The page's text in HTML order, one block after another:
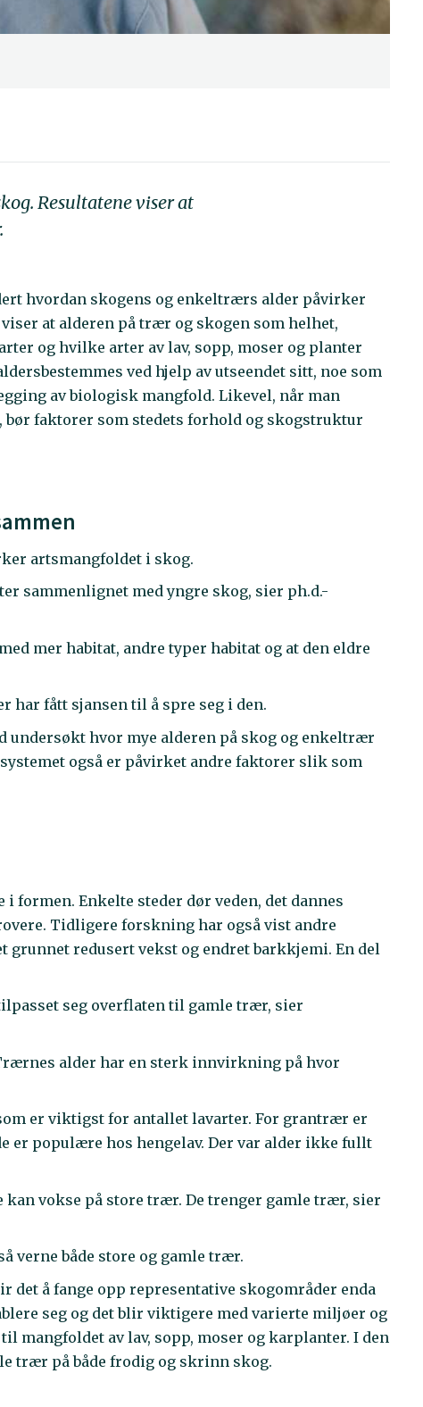
Resultatene viser at
hvordan skogens og enkeltrærs alder påvirker
at alderen på trær og skogen som helhet,
og hvilke arter av lav, sopp, moser og planter
ved hjelp av utseendet sitt, noe som
av biologisk mangfold. Likevel, når man
faktorer som stedets forhold og skogstruktur
artsmangfoldet i skog.
sammenlignet med yngre skog, sier ph.d.-
mer habitat, andre typer habitat og at den eldre
har fått sjansen til å spre seg i den.
undersøkt hvor mye alderen på skog og enkeltrær
også er påvirket andre faktorer slik som
Enkelte steder dør veden, det dannes
Tidligere forskning har også vist andre
redusert vekst og endret barkkjemi. En del
seg overflaten til gamle trær, sier
alder har en sterk innvirkning på hvor
er viktigst for antallet lavarter. For grantrær er
er populære hos hengelav. Der var alder ikke fullt
vokse på store trær. De trenger gamle trær, sier
verne både store og gamle trær.
det å fange opp representative skogområder enda
seg og det blir viktigere med varierte miljøer og
mangfoldet av lav, sopp, moser og karplanter. I den
trær på både frodig og skrinn skog.